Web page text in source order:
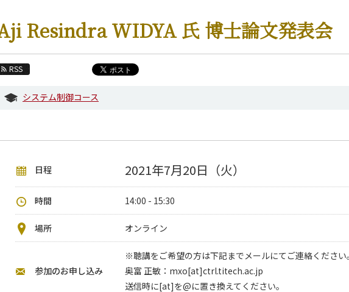
Resindra WIDYA 氏 博士論文発表会
RSS
システム制御コース
日程 2021年7月20日（火）
時間 14:00 - 15:30
場所 オンライン
参加のお申し込み
※聴講をご希望の方は下記までメールにてご連絡ください
奥富 正敏：mxo[at]ctrl.titech.ac.jp
送信時に[at]を@に置き換えてください。
いて